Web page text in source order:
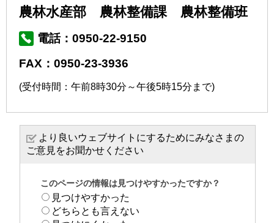
農林水産部 農林整備課 農林整備班
電話：0950-22-9150
FAX：0950-23-3936
(受付時間：午前8時30分～午後5時15分まで)
より良いウェブサイトにするためにみなさまの
ご意見をお聞かせください
このページの情報は見つけやすかったですか？
見つけやすかった
どちらとも言えない